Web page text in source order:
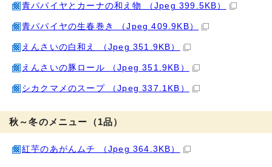
青パパイヤとカーナの和え物 （Jpeg 399.5KB）
青パパイヤの生春巻き （Jpeg 409.9KB）
えんさいの白和え （Jpeg 351.9KB）
えんさいの豚ロール （Jpeg 351.9KB）
シカクマメのスープ （Jpeg 337.1KB）
秋～冬のメニュー（1品）
紅芋のあがんムチ （Jpeg 364.3KB）